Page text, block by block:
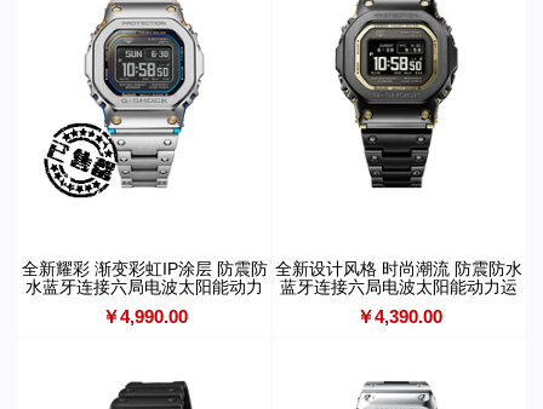
全新耀彩 渐变彩虹IP涂层 防震防
水蓝牙连接六局电波太阳能动力
￥4,990.00
全新设计风格 时尚潮流 防震防水
蓝牙连接六局电波太阳能动力运
￥4,390.00